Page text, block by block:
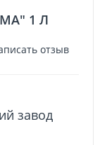
1 Л
отзыв
завод